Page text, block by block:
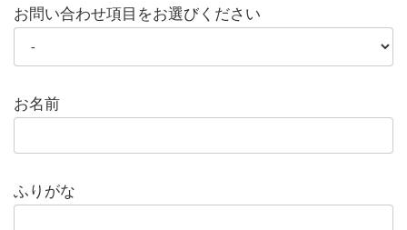
お問い合わせ項目をお選びください
お名前
ふりがな